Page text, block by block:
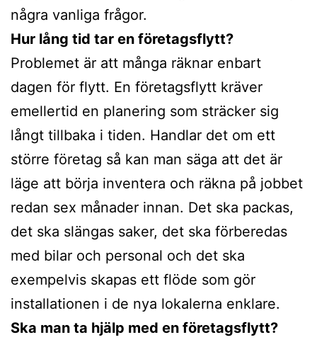
några vanliga frågor.
Hur lång tid tar en företagsflytt?
Problemet är att många räknar enbart
dagen för flytt. En företagsflytt kräver
emellertid en planering som sträcker sig
långt tillbaka i tiden. Handlar det om ett
större företag så kan man säga att det är
läge att börja inventera och räkna på jobbet
redan sex månader innan. Det ska packas,
det ska slängas saker, det ska förberedas
med bilar och personal och det ska
exempelvis skapas ett flöde som gör
installationen i de nya lokalerna enklare.
Ska man ta hjälp med en företagsflytt?